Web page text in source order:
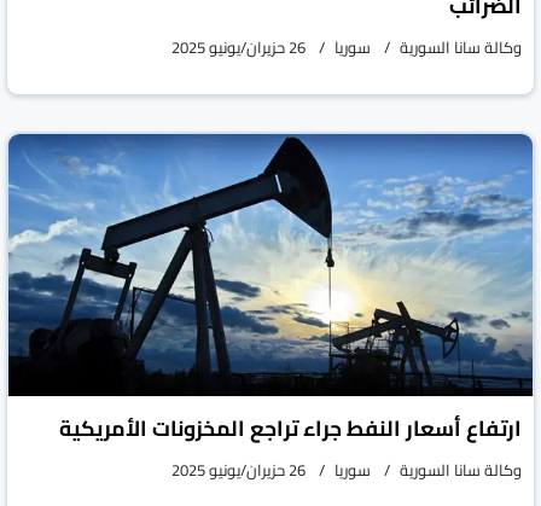
وكالة سانا السورية سوريا 26 حزيران/يونيو 2025
ارتفاع أسعار النفط جراء تراجع المخزونات الأمريكية
وكالة سانا السورية سوريا 26 حزيران/يونيو 2025